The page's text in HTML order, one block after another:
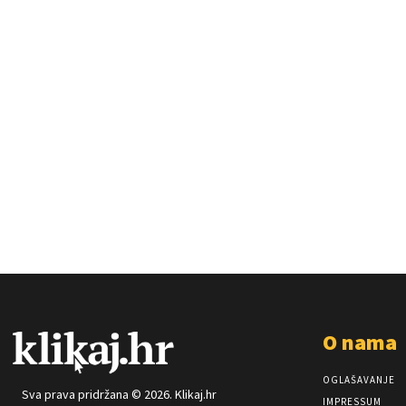
Sva prava pridržana © 2026. Klikaj.hr
O nama
OGLAŠAVANJE
IMPRESSUM